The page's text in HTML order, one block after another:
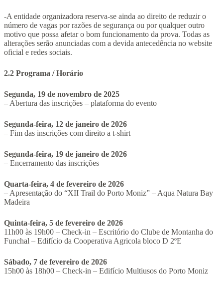
-A entidade organizadora reserva-se ainda ao direito de reduzir o
número de vagas por razões de segurança ou por qualquer outro
motivo que possa afetar o bom funcionamento da prova. Todas as
alterações serão anunciadas com a devida antecedência no website
oficial e redes sociais.
2.2 Programa / Horário
Segunda, 19 de novembro de 2025
– Abertura das inscrições – plataforma do evento
Segunda-feira, 12 de janeiro de 2026
– Fim das inscrições com direito a t-shirt
Segunda-feira, 19 de janeiro de 2026
– Encerramento das inscrições
Quarta-feira, 4 de fevereiro de 2026
– Apresentação do “XII Trail do Porto Moniz” – Aqua Natura Bay
Madeira
Quinta-feira, 5 de fevereiro de 2026
11h00 às 19h00 – Check-in – Escritório do Clube de Montanha do
Funchal – Edifício da Cooperativa Agricola bloco D 2ºE
Sábado, 7 de fevereiro de 2026
15h00 às 18h00 – Check-in – Edifício Multiusos do Porto Moniz